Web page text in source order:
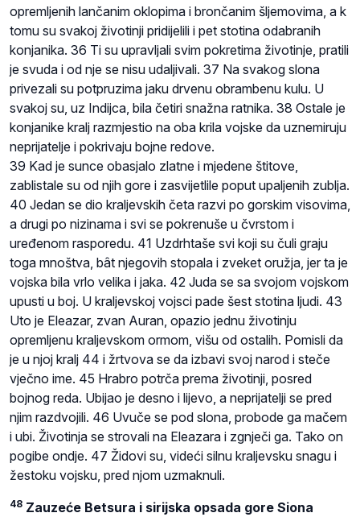
opremljenih lančanim oklopima i brončanim šljemovima, a k
tomu su svakoj životinji pridijelili i pet stotina odabranih
konjanika. 36 Ti su upravljali svim pokretima životinje, pratili
je svuda i od nje se nisu udaljivali. 37 Na svakog slona
privezali su potpruzima jaku drvenu obrambenu kulu. U
svakoj su, uz Indijca, bila četiri snažna ratnika. 38 Ostale je
konjanike kralj razmjestio na oba krila vojske da uznemiruju
neprijatelje i pokrivaju bojne redove.
39 Kad je sunce obasjalo zlatne i mjedene štitove,
zablistale su od njih gore i zasvijetlile poput upaljenih zublja.
40 Jedan se dio kraljevskih četa razvi po gorskim visovima,
a drugi po nizinama i svi se pokrenuše u čvrstom i
uređenom rasporedu. 41 Uzdrhtaše svi koji su čuli graju
toga mnoštva, bât njegovih stopala i zveket oružja, jer ta je
vojska bila vrlo velika i jaka. 42 Juda se sa svojom vojskom
upusti u boj. U kraljevskoj vojsci pade šest stotina ljudi. 43
Uto je Eleazar, zvan Auran, opazio jednu životinju
opremljenu kraljevskom ormom, višu od ostalih. Pomisli da
je u njoj kralj 44 i žrtvova se da izbavi svoj narod i steče
vječno ime. 45 Hrabro potrča prema životinji, posred
bojnog reda. Ubijao je desno i lijevo, a neprijatelji se pred
njim razdvojili. 46 Uvuče se pod slona, probode ga mačem
i ubi. Životinja se strovali na Eleazara i zgnječi ga. Tako on
pogibe ondje. 47 Židovi su, videći silnu kraljevsku snagu i
žestoku vojsku, pred njom uzmaknuli.
48 Zauzeće Betsura i sirijska opsada gore Siona